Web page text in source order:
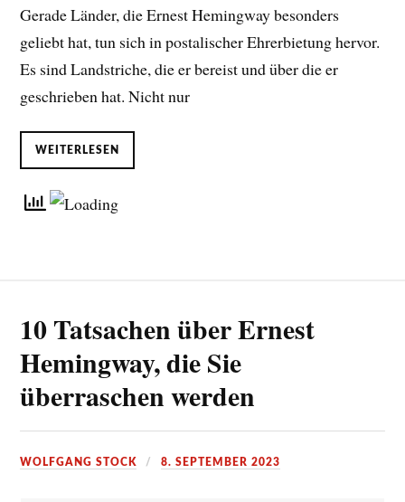
Gerade Länder, die Ernest Hemingway besonders
geliebt hat, tun sich in postalischer Ehrerbietung hervor.
Es sind Landstriche, die er bereist und über die er
geschrieben hat. Nicht nur
WEITERLESEN
10 Tatsachen über Ernest
Hemingway, die Sie
überraschen werden
WOLFGANG STOCK 8. SEPTEMBER 2023